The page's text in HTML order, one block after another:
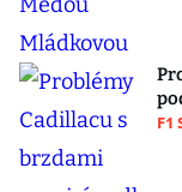
F1